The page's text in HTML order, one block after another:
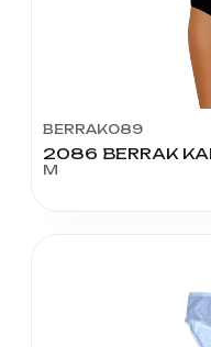
BERRAK089
M